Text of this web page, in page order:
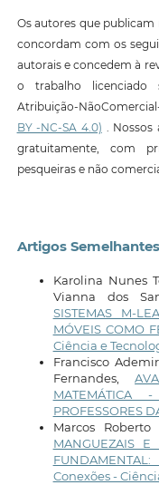
Os autores que publicam
concordam com os
autorais e concedem à
o trabalho licenciado
Atribuição-
BY -NC-SA 4.0) . Nossos
gratuitamente, com
pesqueiras e não
Artigos Semelhantes
Karolina Nunes
Vianna dos
SISTEMAS M-
MÓVEIS COMO
Ciência e
Francisco
Fernandes,
MATEMÁTICA
PROFESSORES
Marcos
MANGUEZAIS
Conexões -